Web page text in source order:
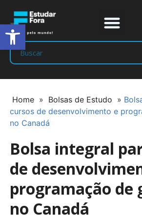
Home » Bolsas de Estudo »
cursos de desenvolvimento e
no Canadá
Bolsa integral
de
programação de
no Canadá
Abrir a barra de ferramentas